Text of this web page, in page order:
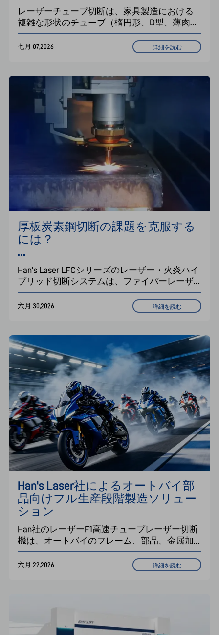
レーザーチューブ切断は、家具製造における
複雑な形状のチューブ（楕円形、D型、薄肉）
の精密かつ柔軟な加工を可能にします。クラ
ンプ、回転、熱による歪みといった課題を克
服します。少量多品種生産に最適です。自動
させます。
七月 07,2026 詳細を読む
厚板炭素鋼切断の課題を克服する
には？
-LFCレーザーフレームハイブリッ
ド切断機：技術ソリューションと
主な利点
Han's Laser LFCシリーズのレーザー・火炎ハイ
ブリッド切断システムは、ファイバーレーザ
ーと火炎技術を組み合わせ、0.6mmから
200mm以上の炭素鋼に対応します。テストデ
ータによると、テーパーが0.2mm以下の50～
の切り替え可能なモードにより、複数の機械
を置き換えることができ、設備投資と運用コ
ストを削減します。造船、鉄骨構造、風力発
電、重機などに最適です。
六月 30,2026 詳細を読む
Han's Laser社によるオートバイ部
品向けフル生産段階製造ソリュー
ション
Han社のレーザーF1高速チューブレーザー切断
機は、オートバイのフレーム、部品、金属加
工向けに高精度なチューブ切断ソリューショ
ンを提供し、生産効率の向上と材料の無駄の
六月 22,2026 詳細を読む